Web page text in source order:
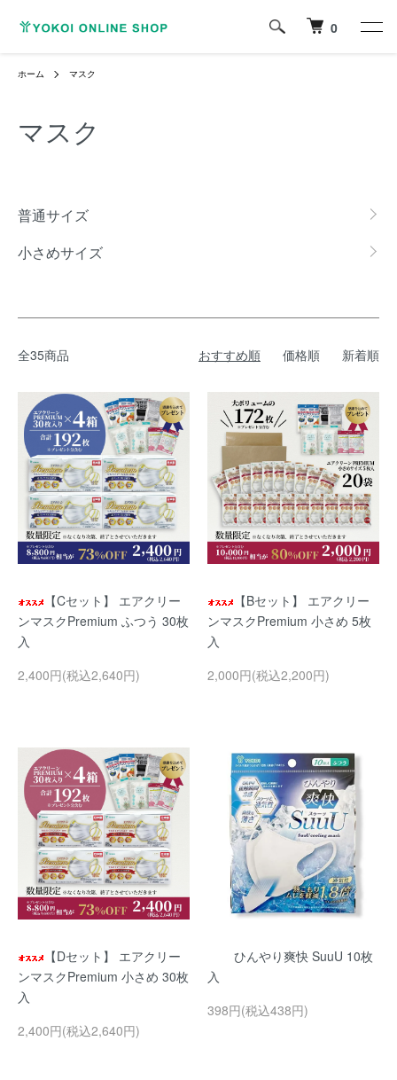
0
ホーム マスク
マスク
普通サイズ
小さめサイズ
全35商品 おすすめ順 価格順 新着順
【Cセット】 エアクリー
ンマスクPremium ふつう 30枚
入
2,400円(税込2,640円)
【Bセット】 エアクリー
ンマスクPremium 小さめ 5枚
入
2,000円(税込2,200円)
【Dセット】 エアクリー
ンマスクPremium 小さめ 30枚
入
2,400円(税込2,640円)
ひんやり爽快 SuuU 10枚
入
398円(税込438円)